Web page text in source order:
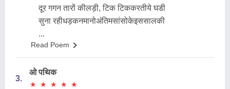
दूर गगन तारों कीलड़ी, टिक टिककरतीये घडी
सुना रहीधड़कनमानोअंतिमसांसोकेइससालकी
...
Read Poem
3.
ओ पथिक
★
★ ★
★ ★
★ ★
★ ★
★